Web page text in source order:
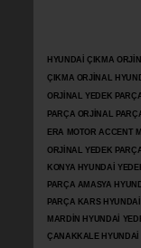
HYUNDAİ ÇIKMA
ÇIKMA ORJİNAL
ORJİNAL YEDEK
PARÇA ORJİNAL
ERA MOTOR ACCENT
ORJİNAL YEDEK
KONYA HYUNDAİ
PARÇA AMASYA
PARÇA KARS
MARDİN HYUNDAİ
ÇANAKKALE HYUNDAİ